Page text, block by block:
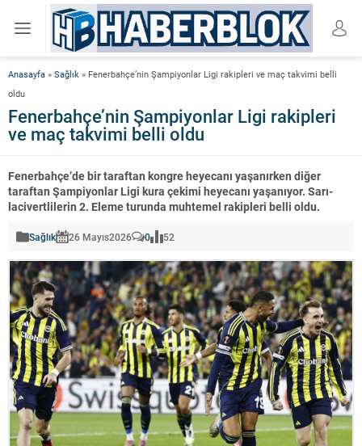
Anasayfa » Sağlık » Fenerbahçe’nin Şampiyonlar Ligi rakipleri ve maç takvimi belli
oldu
Fenerbahçe’nin Şampiyonlar Ligi rakipleri
ve maç takvimi belli oldu
Fenerbahçe’de bir taraftan kongre heyecanı yaşanırken diğer
taraftan Şampiyonlar Ligi kura çekimi heyecanı yaşanıyor. Sarı-
lacivertlilerin 2. Eleme turunda muhtemel rakipleri belli oldu.
Sağlık 26 Mayıs2026 0 52